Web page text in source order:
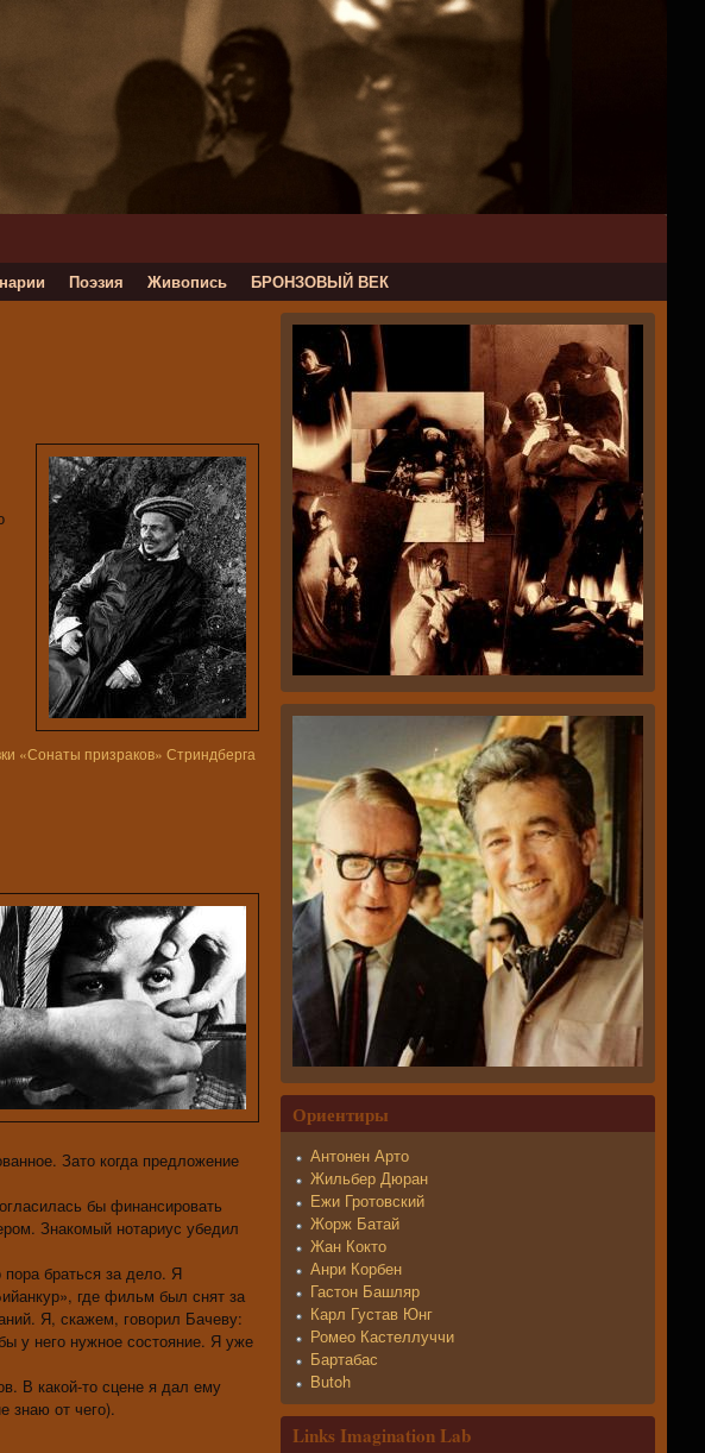
Поэзия Живопись БРОНЗОВЫЙ ВЕК
«Сонаты призраков» Стриндберга
Зато когда предложение
бы финансировать
Знакомый нотариус убедил
браться за дело. Я
где фильм был снят за
Я, скажем, говорил Бачеву:
у него нужное состояние. Я уже
В какой-то сцене я дал ему
знаю от чего).
Ориентиры
Антонен Арто
Жильбер Дюран
Ежи Гротовский
Жорж Батай
Жан Кокто
Анри Корбен
Гастон Башляр
Карл Густав Юнг
Ромео Кастеллуччи
Бартабас
Butoh
Links Imagination Lab